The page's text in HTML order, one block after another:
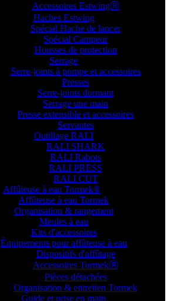
Accessoires EstwingⓇ
Haches Estwing
Spécial Hache de lancer
Spécial Campeur
Housses de protection
Serrage
Serre-joints à pompe et accessoires
Presses
Serre-joints dormant
Serrage une main
Presse extensible et accessoires
Servantes
Outillage RALI
RALI SHARK
RALI Rabots
RALI PRESS
RALI CUT
Affûteuse à eau Tormek®
Affûteuse à eau Tormek
Organisation & rangement
Meules à eau
Kits d'accessoires
Équipements pour affûteuse à eau
Dispositifs d'affûtage
Accessoires TormekⓇ
Pièces détachées
Organisation & entretien Tormek
Guide et prise en main